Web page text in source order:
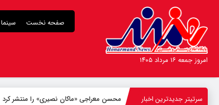
صفحه نخست سینما
امروز جمعه ۱۶ مرداد ۱۴۰۵
سرتیتر جدیدترین اخبار محسن معراجی «ماکان نصیری» را منتشر کرد